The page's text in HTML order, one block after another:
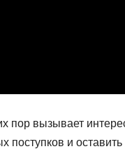
пор вызывает
и